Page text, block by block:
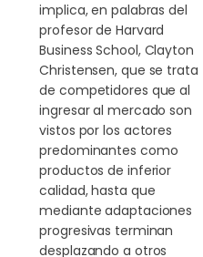
implica, en palabras del
profesor de Harvard
Business School, Clayton
Christensen, que se trata
de competidores que al
ingresar al mercado son
vistos por los actores
predominantes como
productos de inferior
calidad, hasta que
mediante adaptaciones
progresivas terminan
desplazando a otros